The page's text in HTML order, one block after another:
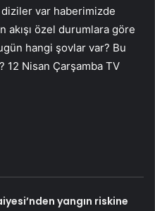
diziler var haberimizde
akışı özel durumlara göre
hangi şovlar var? Bu
12 Nisan Çarşamba TV
yangın riskine